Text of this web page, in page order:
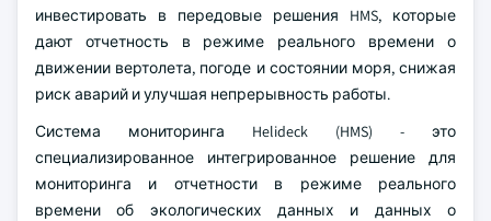
инвестировать в передовые решения HMS, которые
дают отчетность в режиме реального времени о
движении вертолета, погоде и состоянии моря, снижая
риск аварий и улучшая непрерывность работы.
Система мониторинга Helideck (HMS) - это
специализированное интегрированное решение для
мониторинга и отчетности в режиме реального
времени об экологических данных и данных о